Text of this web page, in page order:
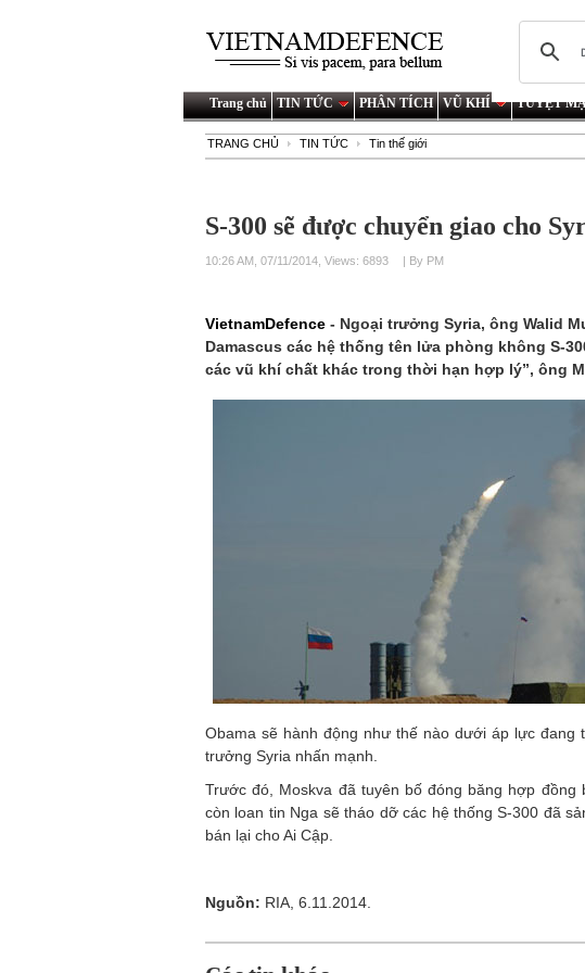
Trang chủ TIN TỨC PHÂN TÍCH VŨ KHÍ TUYỆT
TRANG CHỦ TIN TỨC Tin thế giới
S-300 sẽ được chuyển giao cho
10:26 AM, 07/11/2014, Views: 6893 | By PM
VietnamDefence - Ngoại trưởng Syria, ông Walid
Damascus các hệ thống tên lửa phòng không S-
các vũ khí chất khác trong thời hạn hợp lý”, ông
Obama sẽ hành động như thế nào dưới áp lực đang
trưởng Syria nhấn mạnh.
Trước đó, Moskva đã tuyên bố đóng băng hợp
còn loan tin Nga sẽ tháo dỡ các hệ thống S-300 đã
bán lại cho Ai Cập.
Nguồn: RIA, 6.11.2014.